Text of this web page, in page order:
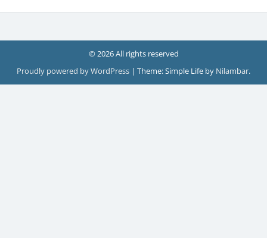
© 2026 All rights reserved
Proudly powered by WordPress | Theme: Simple Life by Nilambar.